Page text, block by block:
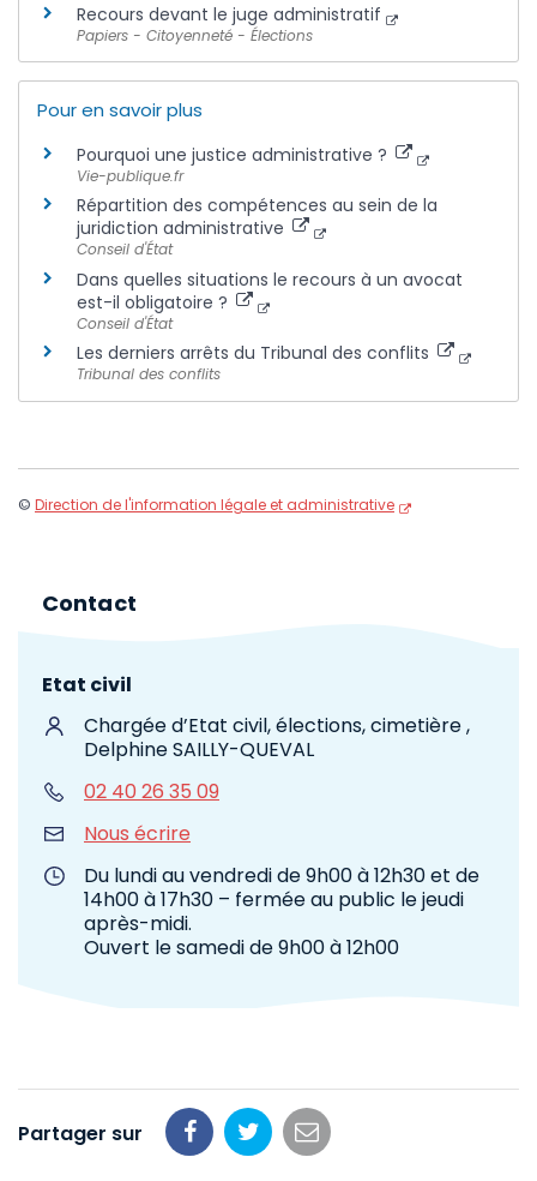
Recours devant le juge administratif
Papiers - Citoyenneté - Élections
Pour en savoir plus
Pourquoi une justice administrative ?
Vie-publique.fr
Répartition des compétences au sein de la
juridiction administrative
Conseil d'État
Dans quelles situations le recours à un avocat
est-il obligatoire ?
Conseil d'État
Les derniers arrêts du Tribunal des conflits
Tribunal des conflits
© Direction de l'information légale et administrative
Contact
Etat civil
Chargée d’Etat civil, élections, cimetière ,
Delphine SAILLY-QUEVAL
02 40 26 35 09
Nous écrire
Du lundi au vendredi de 9h00 à 12h30 et de
14h00 à 17h30 – fermée au public le jeudi
après-midi.
Ouvert le samedi de 9h00 à 12h00
Partager sur
Partager
PartagerPartager